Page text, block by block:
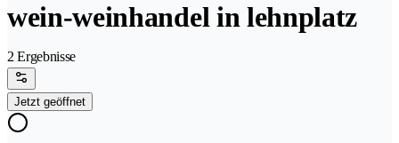
wein-weinhandel in lehnplatz
2 Ergebnisse
Jetzt geöffnet